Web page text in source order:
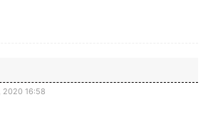
2020 16:58